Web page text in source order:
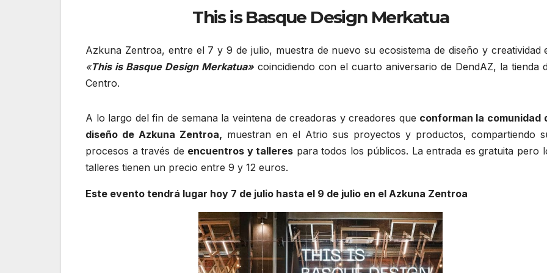
This is Basque Design Merkatua
Azkuna Zentroa, entre el 7 y 9 de julio, muestra de nuevo su ecosistema de diseño y creatividad
«This is Basque Design Merkatua» coincidiendo con el cuarto aniversario de DendAZ, la tienda
Centro.
A lo largo del fin de semana la veintena de creadoras y creadores que conforman la comunidad
diseño de Azkuna Zentroa, muestran en el Atrio sus proyectos y productos, compartiendo
procesos a través de encuentros y talleres para todos los públicos. La entrada es gratuita pero
talleres tienen un precio entre 9 y 12 euros.
Este evento tendrá lugar hoy 7 de julio hasta el 9 de julio en el Azkuna Zentroa